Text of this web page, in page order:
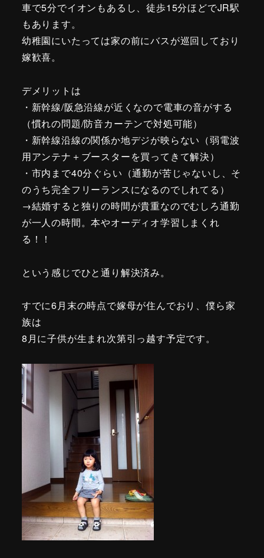
車で5分でイオンもあるし、徒歩15分ほどでJR駅
もあります。
幼稚園にいたっては家の前にバスが巡回しており
嫁歓喜。
デメリットは
・新幹線/阪急沿線が近くなので電車の音がする
（慣れの問題/防音カーテンで対処可能）
・新幹線沿線の関係か地デジが映らない（弱電波
用アンテナ＋ブースターを買ってきて解決）
・市内まで40分ぐらい（通勤が苦じゃないし、そ
のうち完全フリーランスになるのでしれてる）
→結婚すると独りの時間が貴重なのでむしろ通勤
が一人の時間。本やオーディオ学習しまくれ
る！！
という感じでひと通り解決済み。
すでに6月末の時点で嫁母が住んでおり、僕ら家
族は
8月に子供が生まれ次第引っ越す予定です。